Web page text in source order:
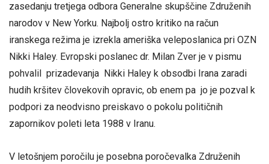
zasedanju tretjega odbora Generalne skupščine Združenih
narodov v New Yorku. Najbolj ostro kritiko na račun
iranskega režima je izrekla ameriška veleposlanica pri OZN
Nikki Haley. Evropski poslanec dr. Milan Zver je v pismu
pohvalil prizadevanja Nikki Haley k obsodbi Irana zaradi
hudih kršitev človekovih opravic, ob enem pa jo je pozval k
podpori za neodvisno preiskavo o pokolu političnih
zapornikov poleti leta 1988 v Iranu.
V letošnjem poročilu je posebna poročevalka Združenih